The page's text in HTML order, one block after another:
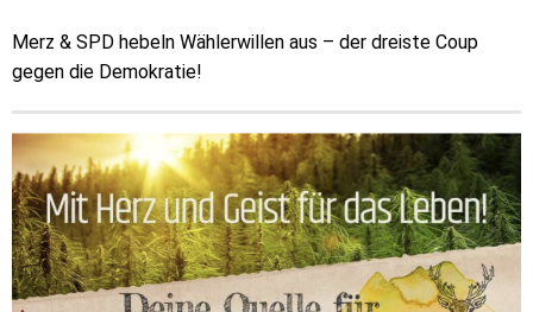
Merz & SPD hebeln Wählerwillen aus – der dreiste Coup
gegen die Demokratie!